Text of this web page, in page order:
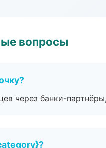
вопросы
через банки-